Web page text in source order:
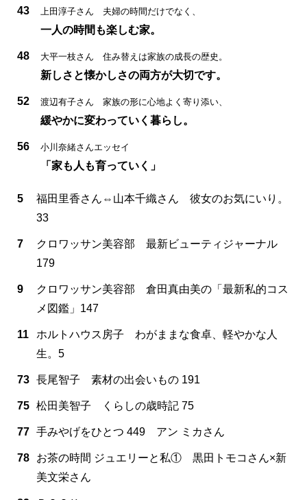
43 上田淳子さん 夫婦の時間だけでなく、
一人の時間も楽しむ家。
48 大平一枝さん 住み替えは家族の成長の歴史。
新しさと懐かしさの両方が大切です。
52 渡辺有子さん 家族の形に心地よく寄り添い、
緩やかに変わっていく暮らし。
56 小川奈緒さんエッセイ
「家も人も育っていく」
5
福田里香さん⇔山本千織さん 彼女のお気にいり。
33
7
クロワッサン美容部 最新ビューティジャーナル
179
9
クロワッサン美容部 倉田真由美の「最新私的コス
メ図鑑」147
11
ホルトハウス房子 わがままな食卓、軽やかな人
生。5
73 長尾智子 素材の出会いもの 191
75 松田美智子 くらしの歳時記 75
77 手みやげをひとつ 449 アン ミカさん
78
お茶の時間 ジュエリーと私① 黒田トモコさん×新
美文栄さん